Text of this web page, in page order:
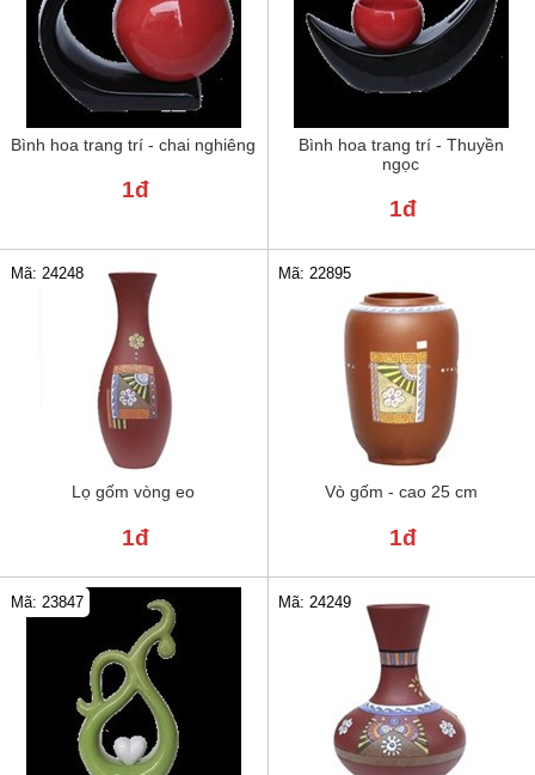
Bình hoa trang trí - chai nghiêng
1đ
Bình hoa trang trí - Thuyền
ngọc
1đ
Lọ gốm vòng eo
Mã: 24248
1đ
Vò gốm - cao 25 cm
Mã: 22895
1đ
Mã: 23847 Mã: 24249